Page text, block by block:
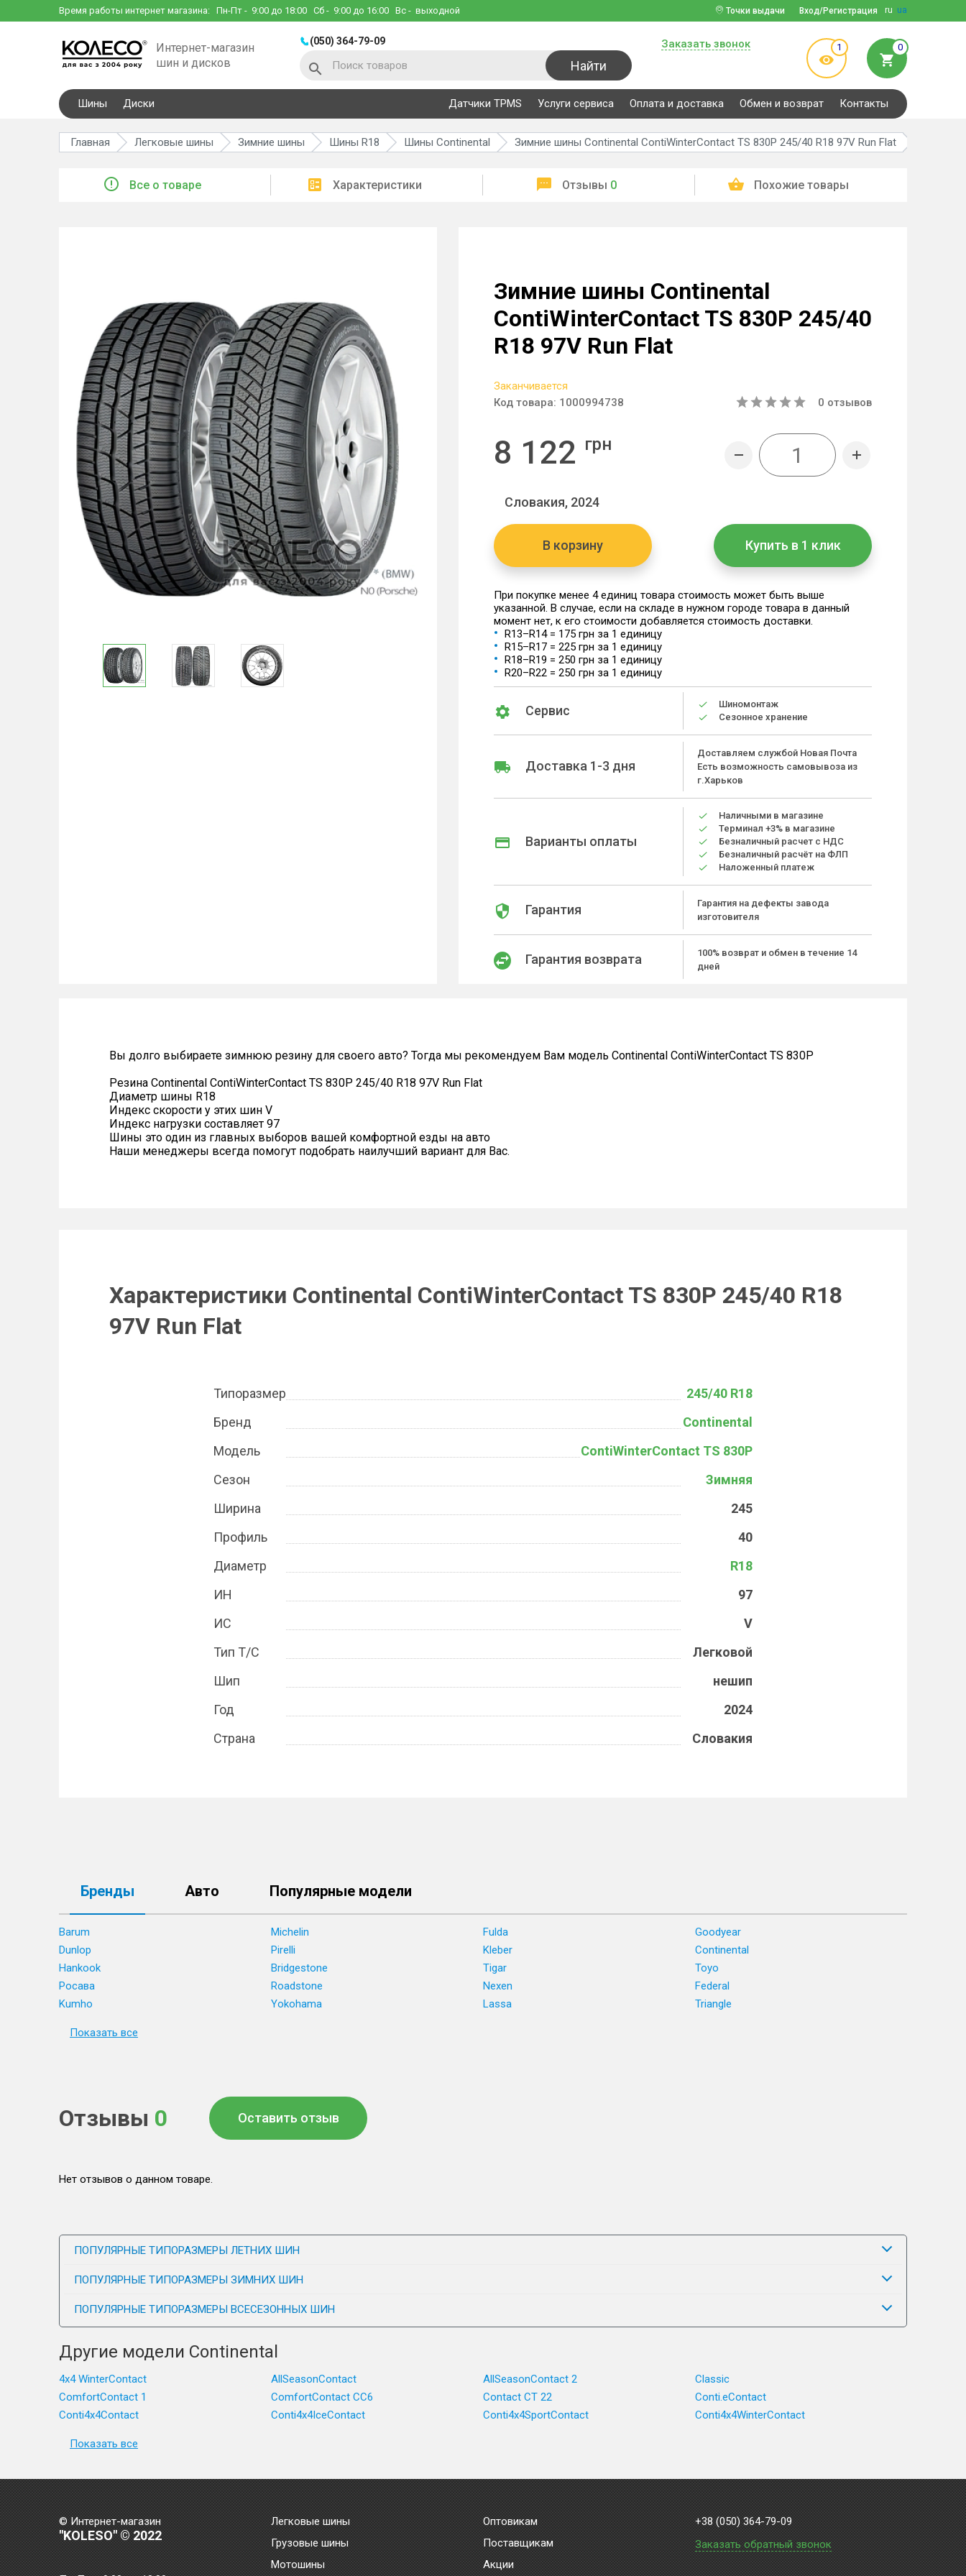
Время работы интернет магазина: Пн-Пт - 9:00 до 18:00 Сб - 9:00 до 16:00 Вс - выходной ru ua
Вход/Регистрация
Точки выдачи
Интернет-магазин
шин и дисков
(050) 364-79-09
Найти
Заказать звонок 1 0
Шины Диски Датчики TPMS Услуги сервиса Оплата и доставка Обмен и возврат Контакты
Главная Легковые шины Зимние шины Шины R18 Шины Continental Зимние шины Continental ContiWinterContact TS 830P 245/40 R18 97V Run Flat
Все о товаре Характеристики Отзывы 0 Похожие товары
Зимние шины Continental
ContiWinterContact TS 830P 245/40
R18 97V Run Flat
Заканчивается
Код товара: 1000994738 0 отзывов
8 122 грн
Словакия, 2024
В корзину Купить в 1 клик
При покупке менее 4 единиц товара стоимость может быть выше
указанной. В случае, если на складе в нужном городе товара в данный
момент нет, к его стоимости добавляется стоимость доставки.
R13–R14 = 175 грн за 1 единицу
R15–R17 = 225 грн за 1 единицу
R18–R19 = 250 грн за 1 единицу
R20–R22 = 250 грн за 1 единицу
Сервис
Шиномонтаж
Сезонное хранение
Доставка 1-3 дня
Доставляем службой Новая Почта
Есть возможность самовывоза из
г.Харьков
Варианты оплаты
Наличными в магазине
Терминал +3% в магазине
Безналичный расчет с НДС
Безналичный расчёт на ФЛП
Наложенный платеж
Гарантия
Гарантия на дефекты завода
изготовителя
Гарантия возврата
100% возврат и обмен в течение 14
дней
Вы долго выбираете зимнюю резину для своего авто? Тогда мы рекомендуем Вам модель Continental ContiWinterContact TS 830P
Резина Continental ContiWinterContact TS 830P 245/40 R18 97V Run Flat
Диаметр шины R18
Индекс скорости у этих шин V
Индекс нагрузки составляет 97
Шины это один из главных выборов вашей комфортной езды на авто
Наши менеджеры всегда помогут подобрать наилучший вариант для Вас.
Характеристики Continental ContiWinterContact TS 830P 245/40 R18
97V Run Flat
Типоразмер
245/40 R18
Бренд
Continental
Модель
ContiWinterContact TS 830P
Сезон
Зимняя
Ширина
245
Профиль
40
Диаметр
R18
ИН
97
ИС
V
Тип Т/С
Легковой
Шип
нешип
Год
2024
Страна
Словакия
Бренды Авто Популярные модели
Barum Michelin Fulda
Goodyear
Dunlop
Pirelli Kleber
Continental
Hankook
Bridgestone Tigar
Toyo
Росава
Roadstone Nexen
Federal
Kumho
Yokohama Lassa Triangle
Показать все
Отзывы 0 Оставить отзыв
Нет отзывов о данном товаре.
ПОПУЛЯРНЫЕ ТИПОРАЗМЕРЫ ЛЕТНИХ ШИН
ПОПУЛЯРНЫЕ ТИПОРАЗМЕРЫ ЗИМНИХ ШИН
ПОПУЛЯРНЫЕ ТИПОРАЗМЕРЫ ВСЕСЕЗОННЫХ ШИН
Другие модели Continental
4x4 WinterContact AllSeasonContact AllSeasonContact 2
Classic
ComfortContact 1
ComfortContact CC6 Contact CT 22
Conti.eContact
Conti4x4Contact
Conti4x4IceContact Conti4x4SportContact Conti4x4WinterContact
Показать все
© Интернет-магазин
"KOLESO" © 2022
Легковые шины
Грузовые шины
Мотошины
Оптовикам
Поставщикам
Акции
+38 (050) 364-79-09
Заказать обратный звонок